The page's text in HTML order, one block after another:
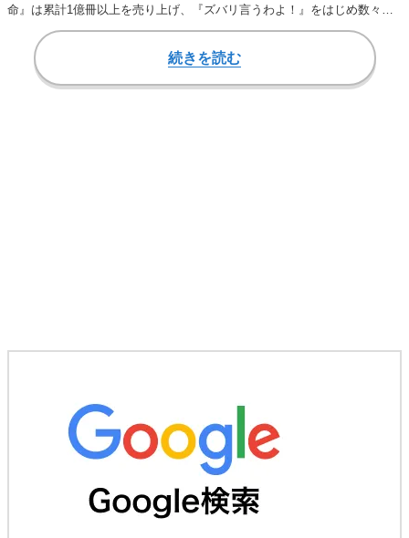
命』は累計1億冊以上を売り上げ、『ズバリ言うわよ！』をはじめ数々の
テレビ番組でも…
続きを読む